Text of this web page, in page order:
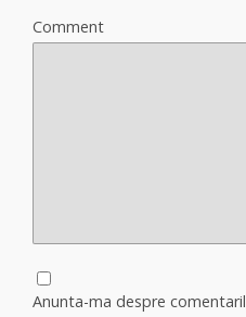
Comment
Anunta-ma despre